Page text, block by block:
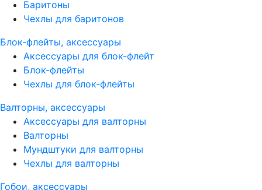
Баритоны
Чехлы для баритонов
Блок-флейты, аксессуары
Аксессуары для блок-флейт
Блок-флейты
Чехлы для блок-флейты
Валторны, аксессуары
Аксессуары для валторны
Валторны
Мундштуки для валторны
Чехлы для валторны
Гобои, аксессуары